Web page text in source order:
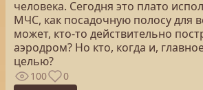
человека. Сегодня это плато
МЧС, как посадочную полосу для
может, кто-то действительно
аэродром? Но кто, когда и,
целью?
100 0